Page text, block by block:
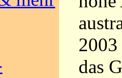
2003
das